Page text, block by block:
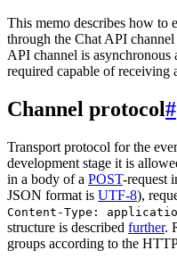
This memo describes how to
through the Chat API
API channel is asynchronous
required capable of receiving
Channel protocol#
Transport protocol for the
development stage it is
in a body of a POST-request
JSON format is UTF-8),
Content-Type:
structure is described further.
groups according to the